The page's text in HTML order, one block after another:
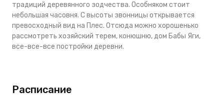
традиций деревянного зодчества. Особняком стоит
небольшая часовня. С высоты звонницы открывается
превосходный вид на Плес. Отсюда можно хорошенько
рассмотреть хозяйский терем, конюшню, дом Бабы Яги,
все-все-все постройки деревни.
Расписание